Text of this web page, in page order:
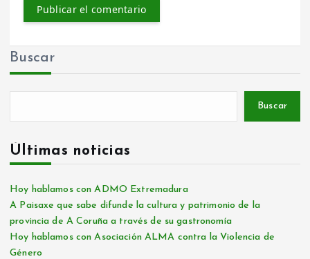
Buscar
Buscar
Últimas noticias
Hoy hablamos con ADMO Extremadura
A Paisaxe que sabe difunde la cultura y patrimonio de la
provincia de A Coruña a través de su gastronomía
Hoy hablamos con Asociación ALMA contra la Violencia de
Género